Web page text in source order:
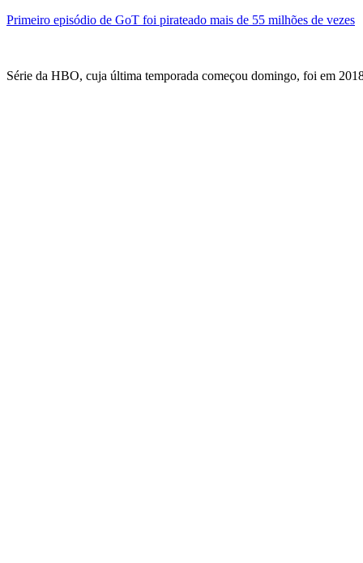
Primeiro episódio de GoT foi pirateado mais de 55 milhões de vezes
Série da HBO, cuja última temporada começou domingo, foi em